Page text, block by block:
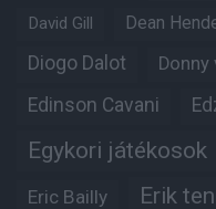
David Gill Dean
Diogo Dalot Donny
Edinson Cavani
Egykori játékosok
Eric Bailly Erik